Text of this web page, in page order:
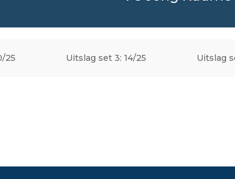
25 Uitslag set 3: 14/25 Uitslag